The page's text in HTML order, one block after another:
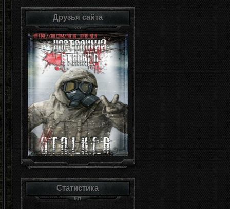
Друзья сайта
Статистика